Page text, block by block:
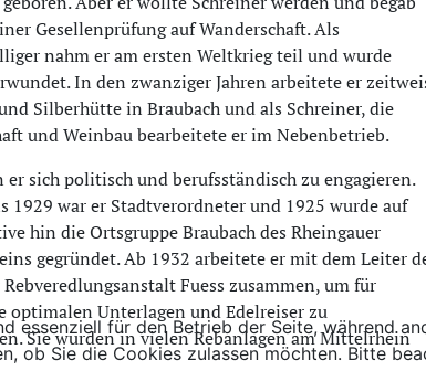
Gesellenprüfung auf Wanderschaft. Als
nahm er am ersten Weltkrieg teil und wurde
In den zwanziger Jahren arbeitete er
Silberhütte in Braubach und als Schreiner, die
und Weinbau bearbeitete er im Nebenbetrieb.
er sich politisch und berufsständisch zu engagieren.
1929 war er Stadtverordneter und 1925 wurde auf
hin die Ortsgruppe Braubach des Rheingauer
gegründet. Ab 1932 arbeitete er mit dem Leiter
Fuess zusammen, um für
optimalen Unterlagen und Edelreiser zu
Sie wurden in vielen Rebanlagen am Mittelrhein
essenziell für den Betrieb der Seite, während
ob Sie die Cookies zulassen möchten. Bitte